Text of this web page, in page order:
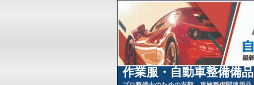
作業服・自動車整備備